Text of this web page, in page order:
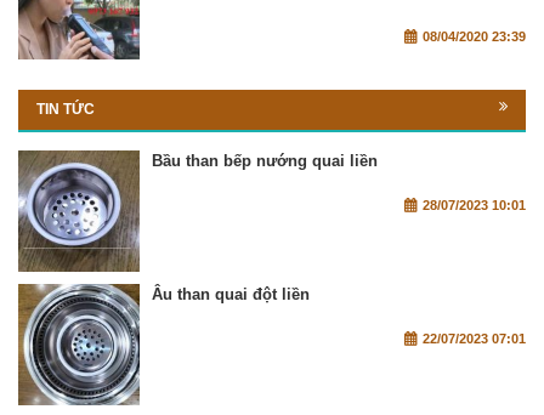
08/04/2020 23:39
TIN TỨC
Bầu than bếp nướng quai liền
28/07/2023 10:01
Âu than quai đột liền
22/07/2023 07:01